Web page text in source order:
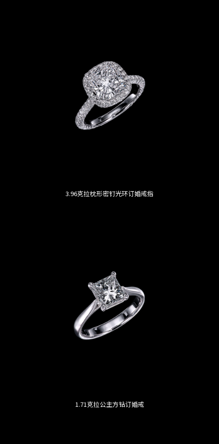
3.96克拉枕形密钉光环订婚戒指
1.71克拉公主方钻订婚戒